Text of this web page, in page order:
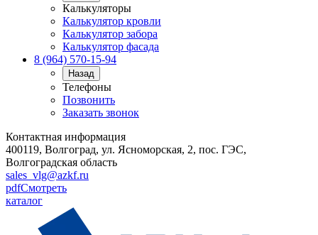
Калькуляторы
Калькулятор кровли
Калькулятор забора
Калькулятор фасада
8 (964) 570-15-94
Назад
Телефоны
Позвонить
Заказать звонок
Контактная информация
400119, Волгоград, ул. Ясноморская, 2, пос. ГЭС,
Волгоградская область
sales_vlg@azkf.ru
pdfСмотреть
каталог